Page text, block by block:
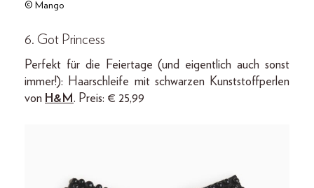
© Mango
6. Got Princess
Perfekt für die Feiertage (und eigentlich auch sonst
immer!): Haarschleife mit schwarzen Kunststoffperlen
von H&M. Preis: € 25,99